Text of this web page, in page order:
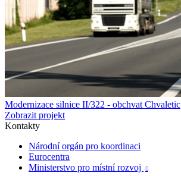
Modernizace silnice II/322 - obchvat Chvaletic
Zobrazit projekt
Kontakty
Národní orgán pro koordinaci
Eurocentra
Ministerstvo pro místní rozvoj
